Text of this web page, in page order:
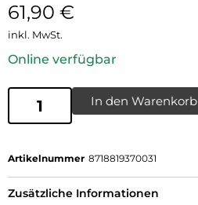
61,90 €
inkl. MwSt.
Online verfügbar
In den Warenkorb
Artikelnummer 8718819370031
Zusätzliche Informationen